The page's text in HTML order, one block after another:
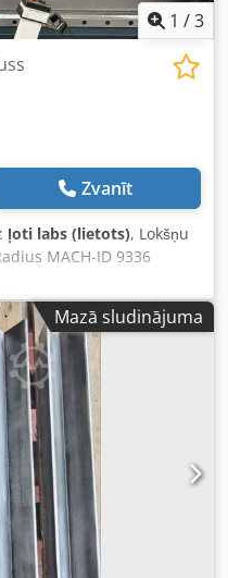
1 /3
Zvanīt
ļoti labs (lietots), Lokšņu
MACH-ID 9336
Ražošanas gads: 2024
1000 un 2000
pa 835 mm un
Izliekuma rādiusi:
32 / Rādiuss 33 / Rādiuss
40 / Rādiuss 41 /
/ Rādiuss 47 / Rādiuss
53 / Rādiuss 55 /
/ Rādiuss 62 Rādiuss
75 / Rādiuss 80
lapā ir sniegta pēc
iespējams, iegūta no
bet to precizitāte nav
Mazā sludinājuma